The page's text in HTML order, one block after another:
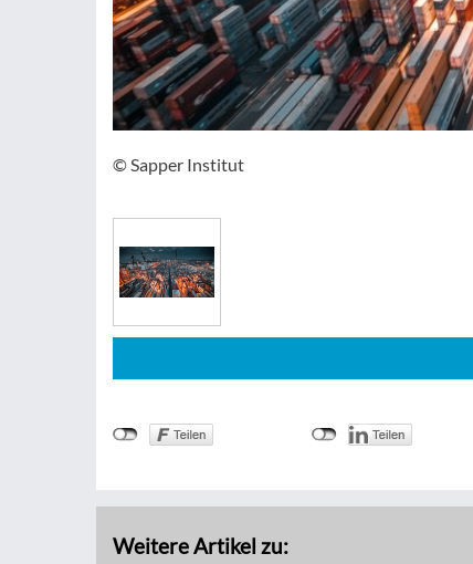
© Sapper Institut
Weitere Artikel zu: